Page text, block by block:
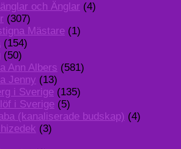
och Änglar (4)
(307)
Mästare (1)
(154)
(50)
Ann Albers (581)
Jenny (13)
i Sverige (135)
i Sverige (5)
(kanaliserade budskap) (4)
(3)